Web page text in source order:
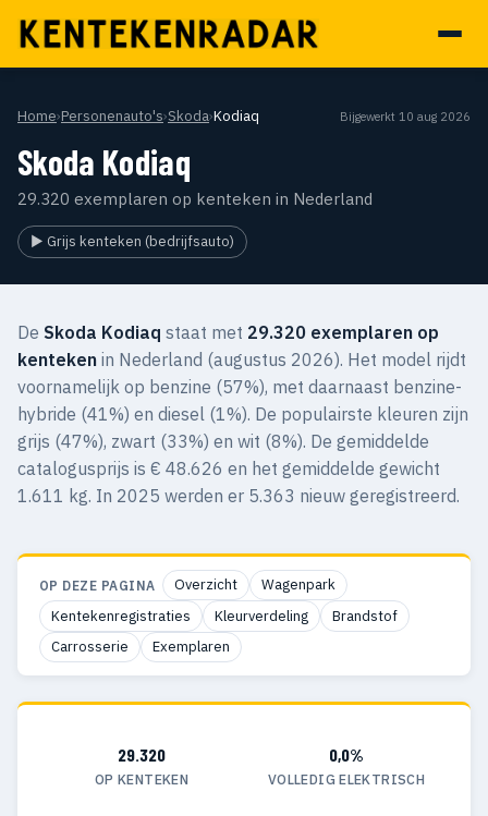
Home›Personenauto's›Skoda›Kodiaq Bijgewerkt 10 aug 2026
Skoda Kodiaq
29.320 exemplaren op kenteken in Nederland
▶ Grijs kenteken (bedrijfsauto)
De Skoda Kodiaq staat met 29.320 exemplaren op
kenteken in Nederland (augustus 2026). Het model rijdt
voornamelijk op benzine (57%), met daarnaast benzine-
hybride (41%) en diesel (1%). De populairste kleuren zijn
grijs (47%), zwart (33%) en wit (8%). De gemiddelde
catalogusprijs is € 48.626 en het gemiddelde gewicht
1.611 kg. In 2025 werden er 5.363 nieuw geregistreerd.
OP DEZE PAGINA Overzicht
Wagenpark
Kentekenregistraties
Kleurverdeling
Brandstof
Carrosserie
Exemplaren
29.320
OP KENTEKEN
0,0%
VOLLEDIG ELEKTRISCH